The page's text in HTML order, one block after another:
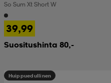
So Sum Xt Short W
39,99
Suositushinta 80,-
Huippuedullinen